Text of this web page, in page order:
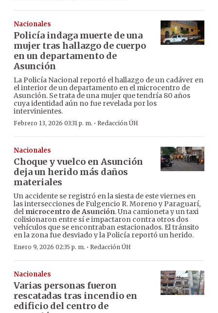
Nacionales
Policía indaga muerte de una
mujer tras hallazgo de cuerpo
en un departamento de
Asunción
La Policía Nacional reportó el hallazgo de un cadáver en
el interior de un departamento en el microcentro de
Asunción. Se trata de una mujer que tendría 80 años
cuya identidad aún no fue revelada por los
intervinientes.
Febrero 13, 2026 03:31 p. m. · Redacción ÚH
Nacionales
Choque y vuelco en Asunción
deja un herido más daños
materiales
Un accidente se registró en la siesta de este viernes en
las intersecciones de Fulgencio R. Moreno y Paraguarí,
del microcentro de Asunción. Una camioneta y un taxi
colisionaron entre sí e impactaron contra otros dos
vehículos que se encontraban estacionados. El tránsito
en la zona fue desviado y la Policía reportó un herido.
Enero 9, 2026 02:35 p. m. · Redacción ÚH
Nacionales
Varias personas fueron
rescatadas tras incendio en
edificio del centro de